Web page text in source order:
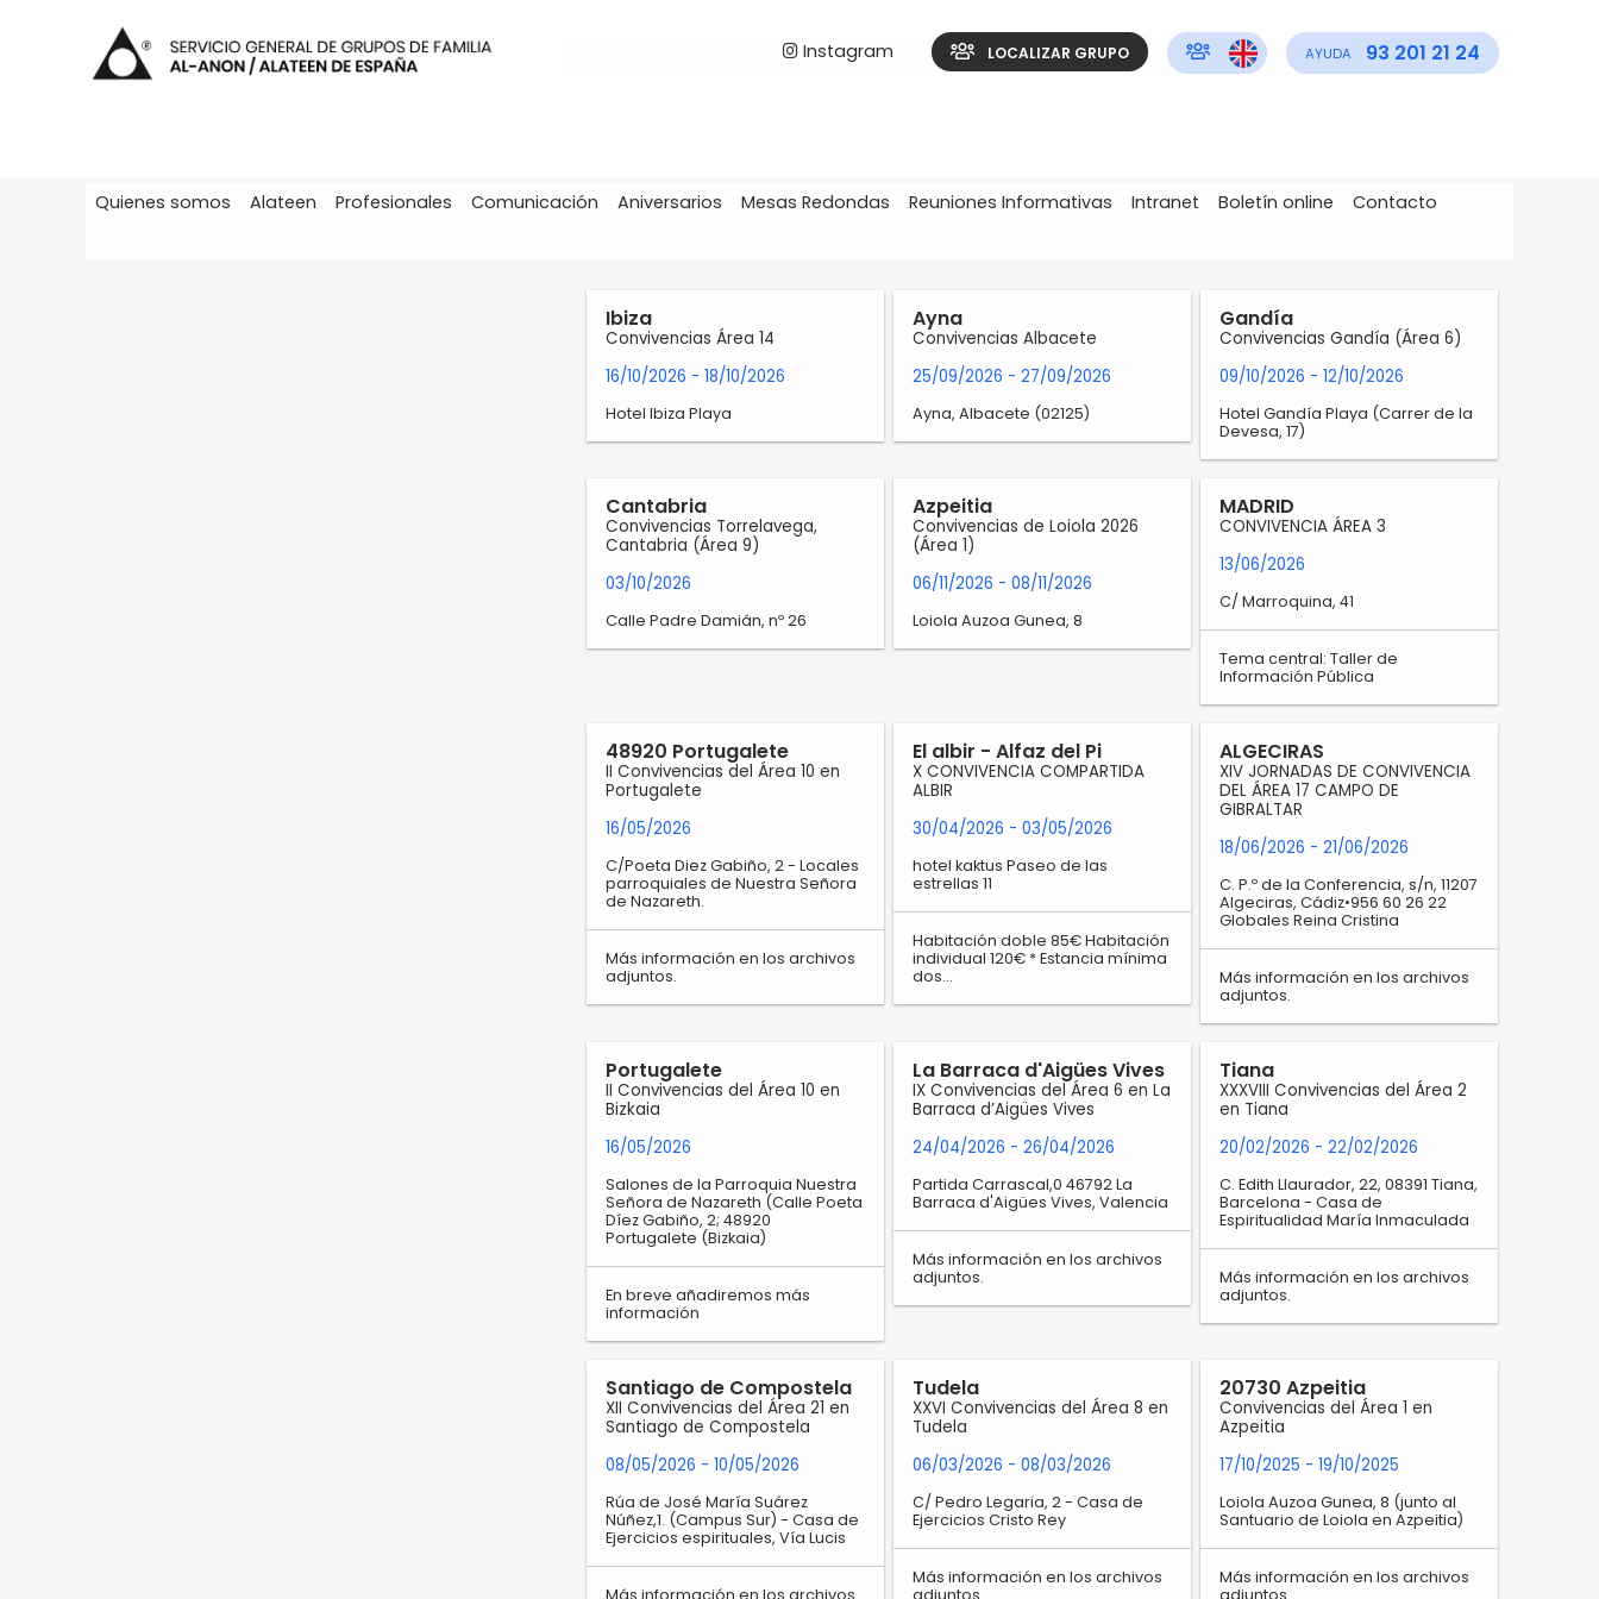
Instagram LOCALIZAR GRUPO AYUDA 93 201 21 24
Quienes somos Alateen Profesionales Comunicación Aniversarios Mesas Redondas Reuniones Informativas Intranet Boletín online Contacto
INTRANET AL-ANON ESPAÑA
Ibiza
Convivencias Área 14
16/10/2026 - 18/10/2026
Hotel Ibiza Playa
Ayna
Convivencias Albacete
25/09/2026 - 27/09/2026
Ayna, Albacete (02125)
Gandía
Convivencias Gandía (Área 6)
09/10/2026 - 12/10/2026
Hotel Gandía Playa (Carrer de la
Devesa, 17)
Cantabria
Convivencias Torrelavega,
Cantabria (Área 9)
03/10/2026
Calle Padre Damián, nº 26
Azpeitia
Convivencias de Loiola 2026
(Área 1)
06/11/2026 - 08/11/2026
Loiola Auzoa Gunea, 8
MADRID
CONVIVENCIA ÁREA 3
13/06/2026
C/ Marroquina, 41
Tema central: Taller de
Información Pública
48920 Portugalete
II Convivencias del Área 10 en
Portugalete
16/05/2026
C/Poeta Diez Gabiño, 2 - Locales
parroquiales de Nuestra Señora
de Nazareth.
Más información en los archivos
adjuntos.
El albir - Alfaz del Pi
X CONVIVENCIA COMPARTIDA
ALBIR
30/04/2026 - 03/05/2026
hotel kaktus Paseo de las
estrellas 11
Habitación doble 85€ Habitación
individual 120€ * Estancia mínima
dos…
ALGECIRAS
XIV JORNADAS DE CONVIVENCIA
DEL ÁREA 17 CAMPO DE
GIBRALTAR
18/06/2026 - 21/06/2026
C. P.º de la Conferencia, s/n, 11207
Algeciras, Cádiz•956 60 26 22
Globales Reina Cristina
Más información en los archivos
adjuntos.
Portugalete
II Convivencias del Área 10 en
Bizkaia
16/05/2026
Salones de la Parroquia Nuestra
Señora de Nazareth (Calle Poeta
Díez Gabiño, 2; 48920
Portugalete (Bizkaia)
En breve añadiremos más
información
La Barraca d'Aigües Vives
IX Convivencias del Área 6 en La
Barraca d’Aigües Vives
24/04/2026 - 26/04/2026
Partida Carrascal,0 46792 La
Barraca d'Aigües Vives, Valencia
Más información en los archivos
adjuntos.
Tiana
XXXVIII Convivencias del Área 2
en Tiana
20/02/2026 - 22/02/2026
C. Edith Llaurador, 22, 08391 Tiana,
Barcelona - Casa de
Espiritualidad María Inmaculada
Más información en los archivos
adjuntos.
Santiago de Compostela
XII Convivencias del Área 21 en
Santiago de Compostela
08/05/2026 - 10/05/2026
Rúa de José María Suárez
Núñez,1. (Campus Sur) - Casa de
Ejercicios espirituales, Vía Lucis
Más información en los archivos
Tudela
XXVI Convivencias del Área 8 en
Tudela
06/03/2026 - 08/03/2026
C/ Pedro Legaria, 2 - Casa de
Ejercicios Cristo Rey
Más información en los archivos
adjuntos.
20730 Azpeitia
Convivencias del Área 1 en
Azpeitia
17/10/2025 - 19/10/2025
Loiola Auzoa Gunea, 8 (junto al
Santuario de Loiola en Azpeitia)
Más información en los archivos
adjuntos.